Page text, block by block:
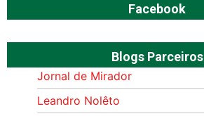
Facebook
Blogs Parceiros
Jornal de Mirador
Leandro Nolêto